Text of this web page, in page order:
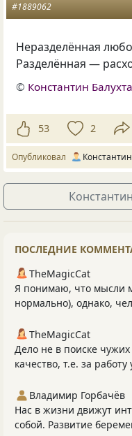
#1889062
Неразделённая
Разделённая —
© Константин Балухта
53 2
Опубликовал
ПОСЛЕДНИЕ
TheMagicCat
Я понимаю, что мысли
нормально), однако,
TheMagicCat
Дело не в поиске чужих
качество, т.е. за
Владимир Горбачёв
Нас в жизни движут
собой. Развитие